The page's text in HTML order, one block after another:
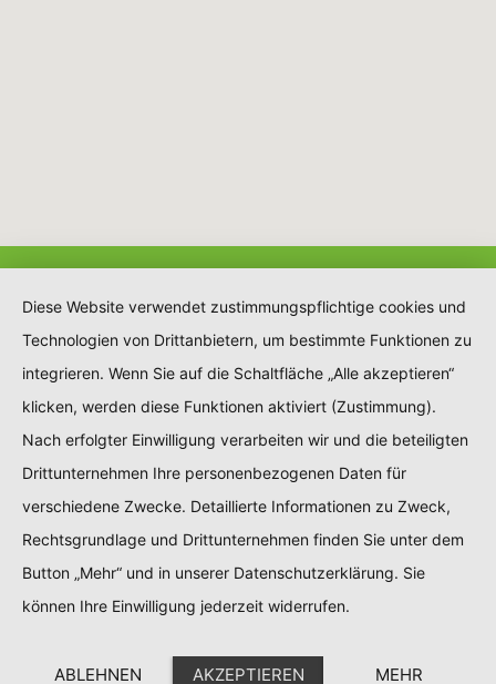
Diese Website verwendet zustimmungspflichtige cookies und
Technologien von Drittanbietern, um bestimmte Funktionen zu
integrieren. Wenn Sie auf die Schaltfläche „Alle akzeptieren“
klicken, werden diese Funktionen aktiviert (Zustimmung).
Nach erfolgter Einwilligung verarbeiten wir und die beteiligten
Drittunternehmen Ihre personenbezogenen Daten für
verschiedene Zwecke. Detaillierte Informationen zu Zweck,
Rechtsgrundlage und Drittunternehmen finden Sie unter dem
Button „Mehr“ und in unserer Datenschutzerklärung. Sie
können Ihre Einwilligung jederzeit widerrufen.
ABLEHNEN AKZEPTIEREN MEHR